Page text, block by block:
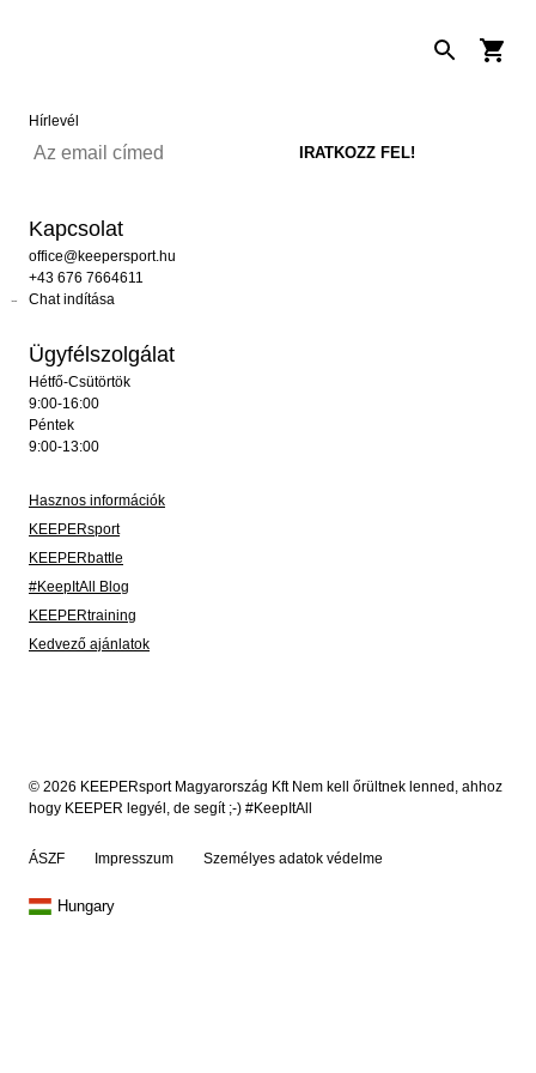
Hírlevél
Kapcsolat
office@keepersport.hu
+43 676 7664611
Chat indítása
Ügyfélszolgálat
Hétfő-Csütörtök
9:00-16:00
Péntek
9:00-13:00
Hasznos információk
KEEPERsport
KEEPERbattle
#KeepItAll Blog
KEEPERtraining
Kedvező ajánlatok
© 2026 KEEPERsport Magyarország Kft Nem kell őrültnek lenned, ahhoz
hogy KEEPER legyél, de segít ;-) #KeepItAll
ÁSZF Impresszum Személyes adatok védelme
Hungary